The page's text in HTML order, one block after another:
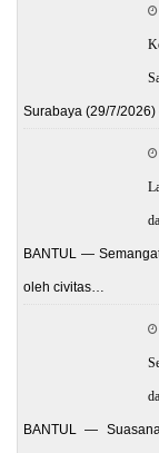
Surabaya (29/7/
BANTUL —
oleh civitas…
BANTUL —